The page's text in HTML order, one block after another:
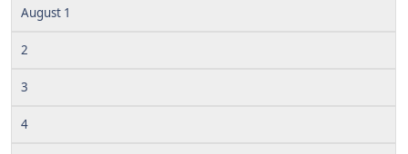
August 1
2
3
4